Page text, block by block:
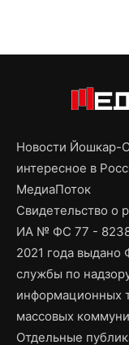
Новости Йошкар-
интересное в
МедиаПоток
Свидетельство о
ИА № ФС 77 -
2021 года выдано
службы по
информационных
массовых
Отдельные